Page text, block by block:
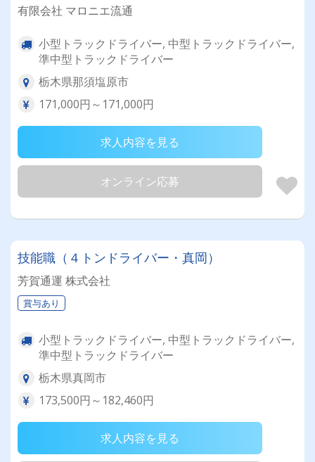
有限会社 マロニエ流通
小型トラックドライバー, 中型トラックドライバー,
準中型トラックドライバー
栃木県那須塩原市
171,000円～171,000円
求人内容を見る
オンライン応募
技能職（４トンドライバー・真岡）
芳賀通運 株式会社
賞与あり
小型トラックドライバー, 中型トラックドライバー,
準中型トラックドライバー
栃木県真岡市
173,500円～182,460円
求人内容を見る